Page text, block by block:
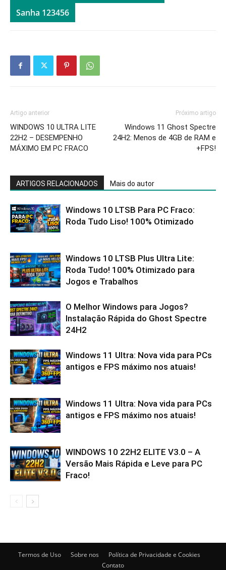
Sanha 123456
Artigo anterior
WINDOWS 10 ULTRA LITE
22H2 – DESEMPENHO
MÁXIMO EM PC FRACO
Próximo artigo
Windows 11 Ghost Spectre
24H2: Menos de 4GB de RAM e
+FPS!
ARTIGOS RELACIONADOS Mais do autor
Windows 10 LTSB Para PC Fraco:
Roda Tudo Liso! 100% Otimizado
Windows 10 LTSB Plus Ultra Lite:
Roda Tudo! 100% Otimizado para
Jogos e Trabalhos
O Melhor Windows para Jogos?
Instalação Rápida do Ghost Spectre
24H2
Windows 11 Ultra: Nova vida para PCs
antigos e FPS máximo nos atuais!
Windows 11 Ultra: Nova vida para PCs
antigos e FPS máximo nos atuais!
WINDOWS 10 22H2 ELITE V3.0 – A
Versão Mais Rápida e Leve para PC
Fraco!
Termos de Uso Sobre nos
Política de Privacidade e Cookies
Contato